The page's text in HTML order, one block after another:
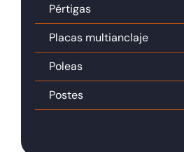
Pértigas
Placas multianclaje
Poleas
Postes